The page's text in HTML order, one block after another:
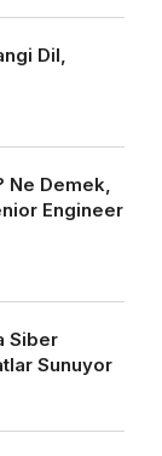
Dil,
Ne Demek,
Engineer
Siber
Sunuyor